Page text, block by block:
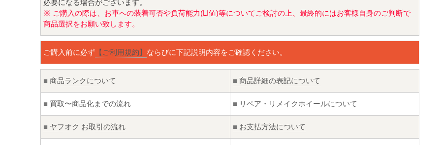
必要になる場合がございます。
※ ご購入の際は、お車への装着可否や負荷能力(LI値)等についてご検討の上、最終的にはお客様自身のご判断で
商品選択をお願い致します。
ご購入前に必ず 【ご利用規約】 ならびに下記説明内容をご確認ください。
■ 商品ランクについて ■ 商品詳細の表記について
■ 買取〜商品化までの流れ ■ リペア・リメイクホイールについて
■ ヤフオク お取引の流れ ■ お支払方法について